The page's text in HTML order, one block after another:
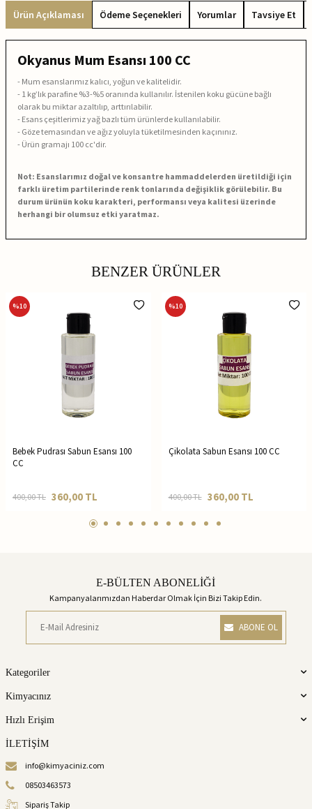
Ürün Açıklaması Ödeme Seçenekleri Yorumlar Tavsiye Et
Okyanus Mum Esansı 100 CC
- Mum esanslarımız kalıcı, yoğun ve kalitelidir.
- 1 kg’lık parafine %3-%5 oranında kullanılır. İstenilen koku gücüne bağlı
olarak bu miktar azaltılıp, arttırılabilir.
- Esans çeşitlerimiz yağ bazlı tüm ürünlerde kullanılabilir.
- Göze temasından ve ağız yoluyla tüketilmesinden kaçınınız.
- Ürün gramajı 100 cc'dir.
Not: Esanslarımız doğal ve konsantre hammaddelerden üretildiği için
farklı üretim partilerinde renk tonlarında değişiklik görülebilir. Bu
durum ürünün koku karakteri, performansı veya kalitesi üzerinde
herhangi bir olumsuz etki yaratmaz.
BENZER ÜRÜNLER
%10
Bebek Pudrası Sabun Esansı 100
CC
400,00TL 360,00 TL
%10
Çikolata Sabun Esansı 100 CC
400,00TL 360,00TL
E-BÜLTEN ABONELİĞİ
Kampanyalarımızdan Haberdar Olmak İçin Bizi Takip Edin.
ABONE OL
Kategoriler
Kimyacınız
Hızlı Erişim
İLETİŞİM
info@kimyaciniz.com
08503463573
Sipariş Takip